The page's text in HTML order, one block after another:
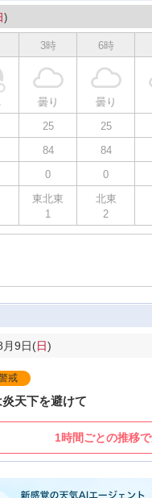
)
3時 6時
曇り 曇り
25 25
84 84
0 0
東北東
1
北東
2
月9日(日)
戒
天下を避けて
1時間ごとの推移